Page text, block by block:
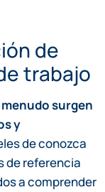
de
trabajo
surgen
y
de conozca
de referencia
a comprender